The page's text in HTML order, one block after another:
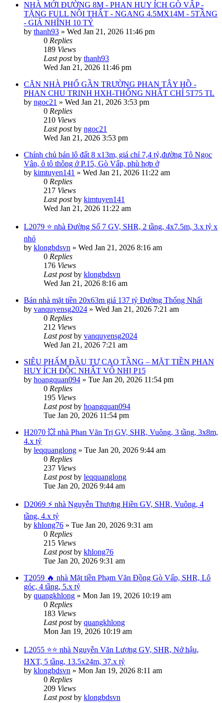
NHÀ MỚI ĐƯỜNG 8M - PHAN HUY ÍCH GÒ VẤP -
TẶNG FULL NỘI THẤT - NGANG 4.5MX14M - 5TẦNG
- GIÁ NHĨNH 10 TỶ
by thanh93 » Wed Jan 21, 2026 11:46 pm
0 Replies
189 Views
Last postby thanh93
Wed Jan 21, 2026 11:46 pm
CĂN NHÀ PHỐ GẦN TRƯỜNG PHAN TÂY HỒ -
PHAN CHU TRINH HXH-THỐNG NHẤT CHỈ 5T75 TL
by ngoc21 » Wed Jan 21, 2026 3:53 pm
0 Replies
210 Views
Last postby ngoc21
Wed Jan 21, 2026 3:53 pm
Chính chủ bán lô đất 8 x13m, giá chỉ 7,4 tỷ,đường Tô Ngọc
Vân, ô tô thông ở P.15, Gò Vấp, phù hợp ở
by kimtuyen141 » Wed Jan 21, 2026 11:22 am
0 Replies
217 Views
Last postby kimtuyen141
Wed Jan 21, 2026 11:22 am
L2079 ⭐️ nhà Đường Số 7 GV, SHR, 2 tầng, 4x7.5m, 3.x tỷ x
nhỏ
by klongbdsvn » Wed Jan 21, 2026 8:16 am
0 Replies
176 Views
Last postby klongbdsvn
Wed Jan 21, 2026 8:16 am
Bán nhà mặt tiền 20x63m giá 137 tỷ Đường Thống Nhất
by vanquyensg2024 » Wed Jan 21, 2026 7:21 am
0 Replies
212 Views
Last postby vanquyensg2024
Wed Jan 21, 2026 7:21 am
SIÊU PHẨM ĐẦU TƯ CAO TẦNG – MẶT TIỀN PHAN
HUY ÍCH ĐỘC NHẤT VÔ NHỊ P15
by hoangquan094 » Tue Jan 20, 2026 11:54 pm
0 Replies
195 Views
Last postby hoangquan094
Tue Jan 20, 2026 11:54 pm
H2070 💥 nhà Phan Văn Trị GV, SHR, Vuông, 3 tầng, 3x8m,
4.x tỷ
by leqquanglong » Tue Jan 20, 2026 9:44 am
0 Replies
237 Views
Last postby leqquanglong
Tue Jan 20, 2026 9:44 am
D2069 ⚡️ nhà Nguyễn Thượng Hiền GV, SHR, Vuông, 4
tầng, 4.x tỷ
by khlong76 » Tue Jan 20, 2026 9:31 am
0 Replies
215 Views
Last postby khlong76
Tue Jan 20, 2026 9:31 am
T2059 🔥 nhà Mặt tiền Phạm Văn Đồng Gò Vấp, SHR, Lô
góc, 4 tầng, 5.x tỷ
by quangkhlong » Mon Jan 19, 2026 10:19 am
0 Replies
183 Views
Last postby quangkhlong
Mon Jan 19, 2026 10:19 am
L2055 ⭐️⭐️ nhà Nguyễn Văn Lượng GV, SHR, Nở hậu,
HXT, 5 tầng, 13.5x24m, 37.x tỷ
by klongbdsvn » Mon Jan 19, 2026 8:11 am
0 Replies
209 Views
Last postby klongbdsvn